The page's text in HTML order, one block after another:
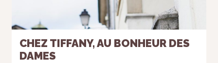
CHEZ TIFFANY, AU BONHEUR DES
DAMES
fonctionnement
du site Web.